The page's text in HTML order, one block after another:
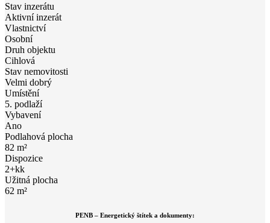
Stav inzerátu
Aktivní inzerát
Vlastnictví
Osobní
Druh objektu
Cihlová
Stav nemovitosti
Velmi dobrý
Umístění
5. podlaží
Vybavení
Ano
Podlahová plocha
82 m²
Dispozice
2+kk
Užitná plocha
62 m²
PENB – Energetický štítek a dokumenty: